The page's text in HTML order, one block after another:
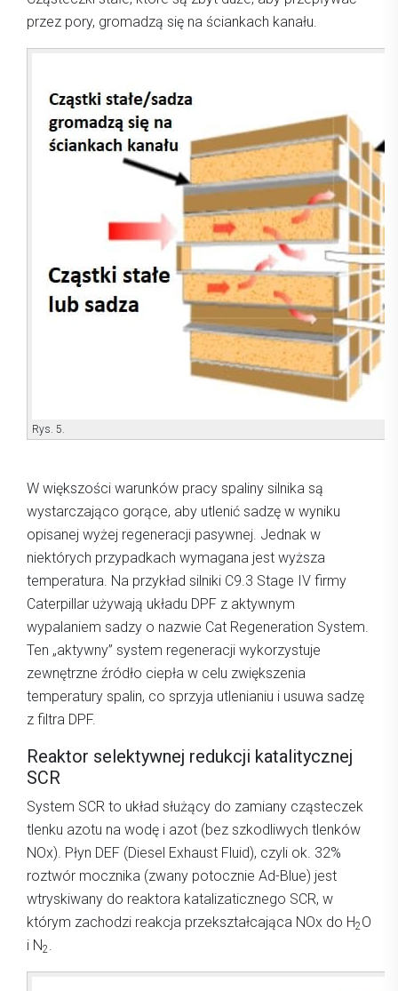
przez pory, gromadzą się na ściankach kanału.
Rys. 5.
W większości warunków pracy spaliny silnika są
wystarczająco gorące, aby utlenić sadzę w wyniku
opisanej wyżej regeneracji pasywnej. Jednak w
niektórych przypadkach wymagana jest wyższa
temperatura. Na przykład silniki C9.3 Stage IV firmy
Caterpillar używają układu DPF z aktywnym
wypalaniem sadzy o nazwie Cat Regeneration System.
Ten „aktywny” system regeneracji wykorzystuje
zewnętrzne źródło ciepła w celu zwiększenia
temperatury spalin, co sprzyja utlenianiu i usuwa sadzę
z filtra DPF.
Reaktor selektywnej redukcji katalitycznej
SCR
System SCR to układ służący do zamiany cząsteczek
tlenku azotu na wodę i azot (bez szkodliwych tlenków
NOx). Płyn DEF (Diesel Exhaust Fluid), czyli ok. 32%
roztwór mocznika (zwany potocznie Ad-Blue) jest
wtryskiwany do reaktora katalizaticznego SCR, w
którym zachodzi reakcja przekształcająca NOx do H2O
i N2.